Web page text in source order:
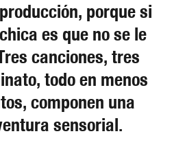
porque si
es que no se le
canciones, tres
todo en menos
componen una
sensorial.